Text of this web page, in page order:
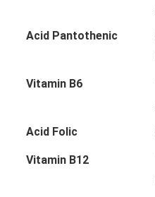
Acid Pantothenic
Vitamin B6
Acid Folic
Vitamin B12